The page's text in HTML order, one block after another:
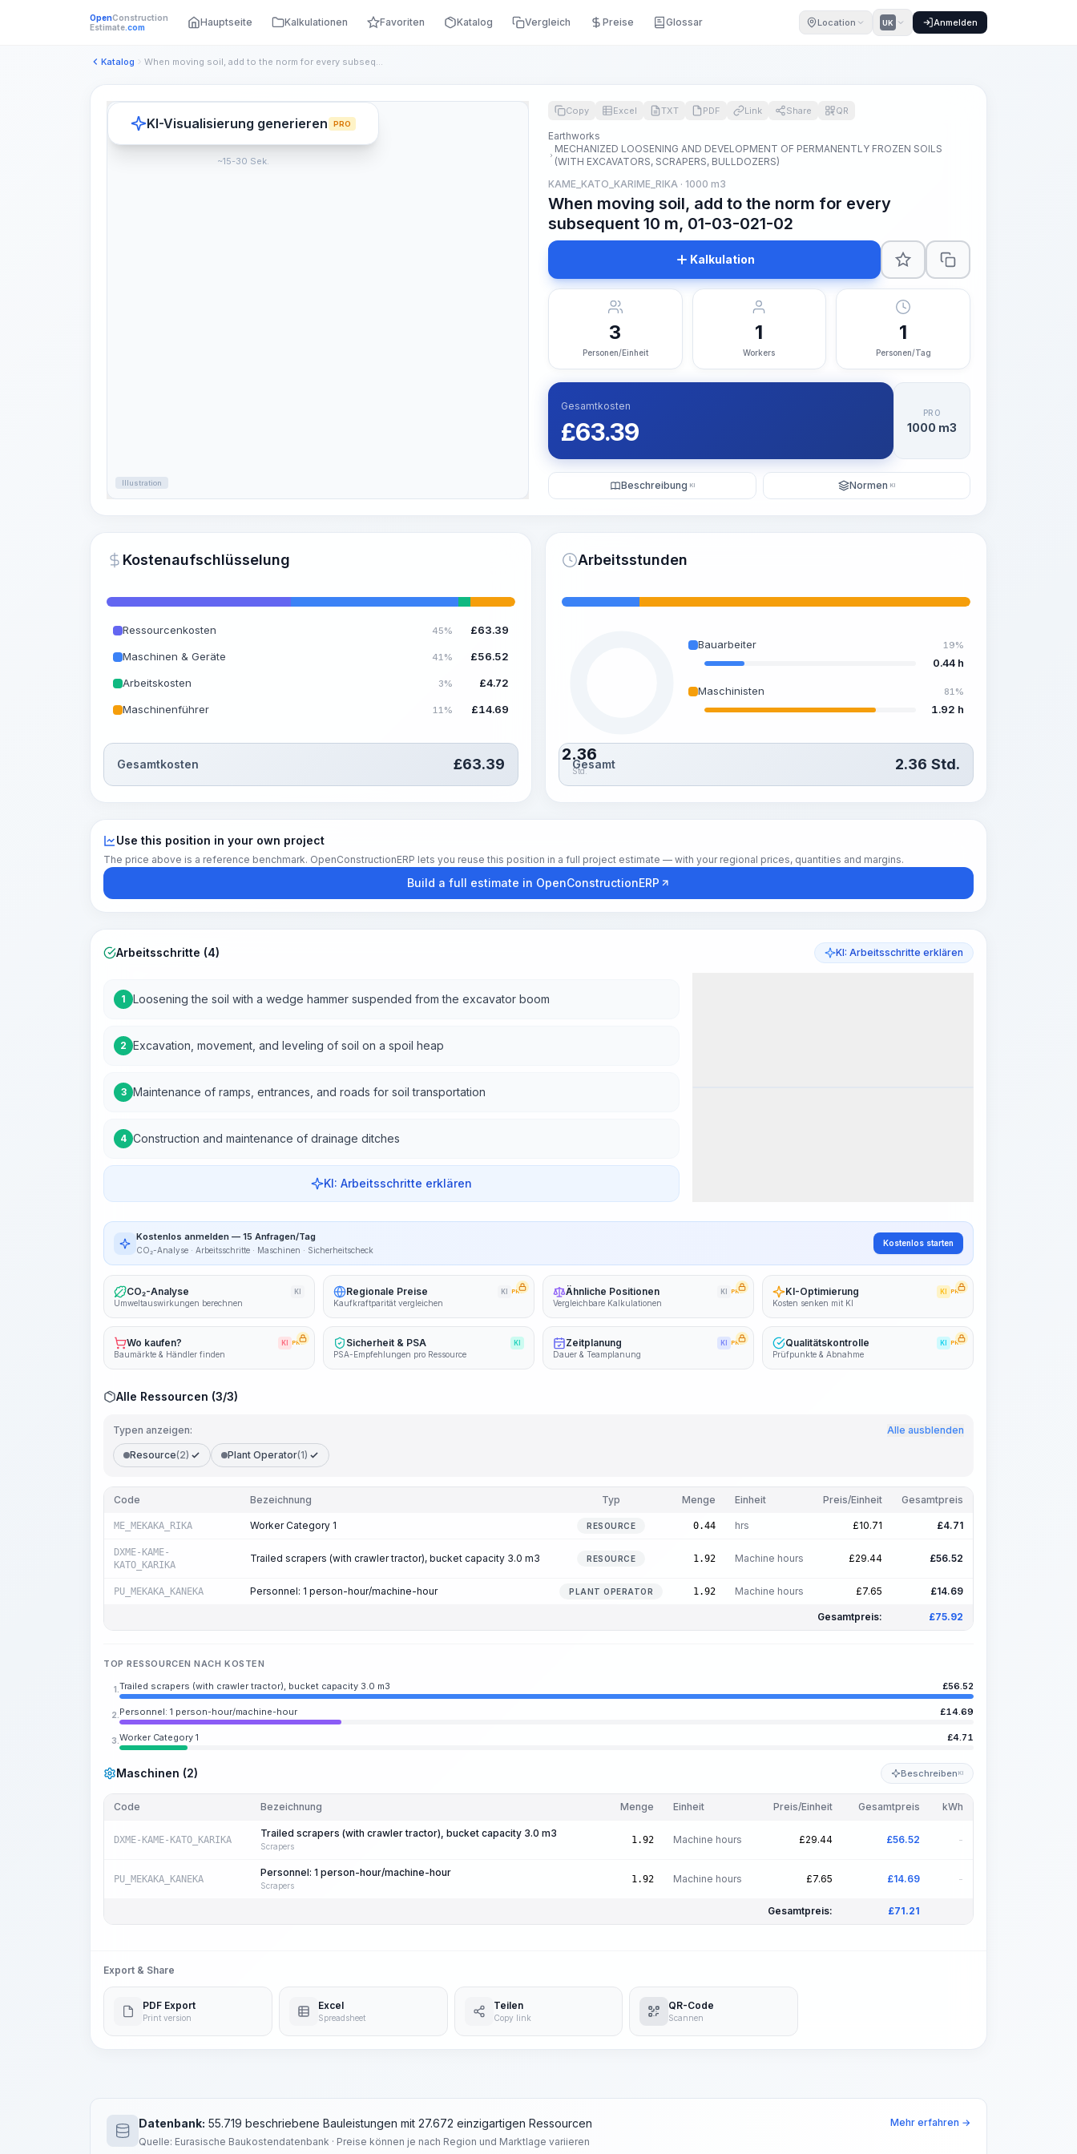
OpenConstruction
Estimate.com Hauptseite Kalkulationen Favoriten Katalog Vergleich Preise Glossar Location UK Anmelden
Katalog When moving soil, add to the norm for every subsequent 10 m,...
Illustration
KI-Visualisierung generieren PRO
~15-30 Sek.
Copy Excel TXT PDF Link Share QR
Earthworks
MECHANIZED LOOSENING AND DEVELOPMENT OF PERMANENTLY FROZEN SOILS
(WITH EXCAVATORS, SCRAPERS, BULLDOZERS)
KAME_KATO_KARIME_RIKA · 1000 m3
When moving soil, add to the norm for every
subsequent 10 m, 01-03-021-02
Kalkulation
3
Personen/Einheit
1
Workers
1
Personen/Tag
Gesamtkosten
£63.39
PRO
1000 m3
Beschreibung KI Normen KI
Kostenaufschlüsselung
Ressourcenkosten 45% £63.39
Maschinen & Geräte 41% £56.52
Arbeitskosten 3% £4.72
Maschinenführer 11% £14.69
Gesamtkosten £63.39
Arbeitsstunden
2.36
Std.
Bauarbeiter 19%
0.44 h
Maschinisten 81%
1.92 h
Gesamt 2.36 Std.
Use this position in your own project
The price above is a reference benchmark. OpenConstructionERP lets you reuse this position in a full project estimate — with your regional prices, quantities and margins.
Build a full estimate in OpenConstructionERP
Arbeitsschritte (4) KI: Arbeitsschritte erklären
1 Loosening the soil with a wedge hammer suspended from the excavator boom
2 Excavation, movement, and leveling of soil on a spoil heap
3 Maintenance of ramps, entrances, and roads for soil transportation
4 Construction and maintenance of drainage ditches
KI: Arbeitsschritte erklären
Kostenlos anmelden — 15 Anfragen/Tag
CO₂-Analyse · Arbeitsschritte · Maschinen · Sicherheitscheck
Kostenlos starten
CO₂-Analyse KI
Umweltauswirkungen berechnen
Regionale Preise KI PRO
Kaufkraftparität vergleichen
Ähnliche Positionen KI PRO
Vergleichbare Kalkulationen
KI-Optimierung KI PRO
Kosten senken mit KI
Wo kaufen? KI PRO
Baumärkte & Händler finden
Sicherheit & PSA KI
PSA-Empfehlungen pro Ressource
Zeitplanung KI PRO
Dauer & Teamplanung
Qualitätskontrolle KI PRO
Prüfpunkte & Abnahme
Alle Ressourcen (3/3)
Typen anzeigen: Alle ausblenden
Resource(2) Plant Operator(1)
Code Bezeichnung Typ Menge Einheit Preis/Einheit Gesamtpreis
ME_MEKAKA_RIKA Worker Category 1 RESOURCE 0.44 hrs £10.71 £4.71
DXME-KAME-
KATO_KARIKA
Trailed scrapers (with crawler tractor), bucket capacity 3.0 m3 RESOURCE 1.92 Machine hours £29.44 £56.52
PU_MEKAKA_KANEKA Personnel: 1 person-hour/machine-hour PLANT OPERATOR 1.92 Machine hours £7.65 £14.69
Gesamtpreis: £75.92
TOP RESSOURCEN NACH KOSTEN
1. Trailed scrapers (with crawler tractor), bucket capacity 3.0 m3 £56.52
2. Personnel: 1 person-hour/machine-hour £14.69
3. Worker Category 1 £4.71
Maschinen (2) Beschreiben KI
Code Bezeichnung Menge Einheit Preis/Einheit Gesamtpreis kWh
DXME-KAME-KATO_KARIKA
Trailed scrapers (with crawler tractor), bucket capacity 3.0 m3
Scrapers
1.92 Machine hours £29.44 £56.52 -
PU_MEKAKA_KANEKA
Personnel: 1 person-hour/machine-hour
Scrapers
1.92 Machine hours £7.65 £14.69 -
Gesamtpreis: £71.21
Export & Share
PDF Export
Print version
Excel
Spreadsheet
Teilen
Copy link
QR-Code
Scannen
Datenbank: 55.719 beschriebene Bauleistungen mit 27.672 einzigartigen Ressourcen
Quelle: Eurasische Baukostendatenbank · Preise können je nach Region und Marktlage variieren
Mehr erfahren →